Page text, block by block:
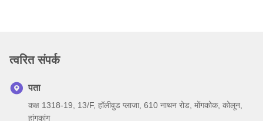
त्वरित संपर्क
पता
कक्ष 1318-19, 13/F, हॉलीवुड प्लाजा, 610 नाथन रोड, मोंगकोक, कोलून,
हांगकांग